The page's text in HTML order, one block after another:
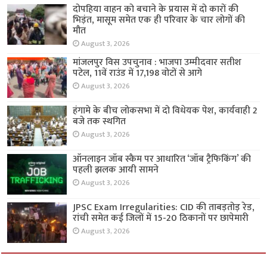
दोपहिया वाहन को बचाने के प्रयास में दो कारों की
भिड़ंत, मासूम समेत एक ही परिवार के चार लोगों की
मौत
August 3, 2026
मांजलपुर विस उपचुनाव : भाजपा उम्मीदवार सतीश
पटेल, 11वें राउंड में 17,198 वोटों से आगे
August 3, 2026
हंगामे के बीच लोकसभा में दो विधेयक पेश, कार्यवाही 2
बजे तक स्थगित
August 3, 2026
ऑनलाइन जॉब स्कैम पर आधारित ‘जॉब ट्रैफिकिंग’ की
पहली झलक आयी सामने
August 3, 2026
JPSC Exam Irregularities: CID की ताबड़तोड़ रेड,
रांची समेत कई जिलों में 15-20 ठिकानों पर छापेमारी
August 3, 2026